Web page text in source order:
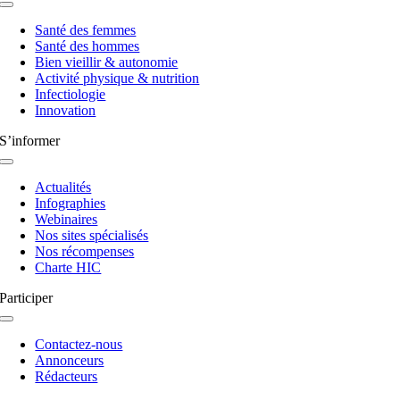
Navigation
basculeSanté des femmes
Santé des hommes
Bien vieillir & autonomie
Activité physique & nutrition
Infectiologie
Innovation
S’informer
Navigation
basculeActualités
Infographies
Webinaires
Nos sites spécialisés
Nos récompenses
Charte HIC
Participer
Navigation
basculeContactez-nous
Annonceurs
Rédacteurs